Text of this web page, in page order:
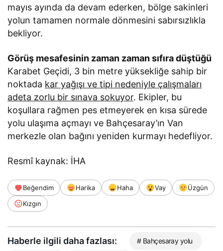
mayıs ayında da devam ederken, bölge sakinleri
yolun tamamen normale dönmesini sabırsızlıkla
bekliyor.
Görüş mesafesinin zaman zaman sıfıra düştüğü
Karabet Geçidi, 3 bin metre yüksekliğe sahip bir
noktada kar yağışı ve tipi nedeniyle çalışmaları
adeta zorlu bir sınava sokuyor. Ekipler, bu
koşullara rağmen pes etmeyerek en kısa sürede
yolu ulaşıma açmayı ve Bahçesaray’ın Van
merkezle olan bağını yeniden kurmayı hedefliyor.
Resmî kaynak: İHA
Beğendim Harika Haha Vay
Üzgün
Kızgın
Haberle ilgili daha fazlası: # Bahçesaray yolu